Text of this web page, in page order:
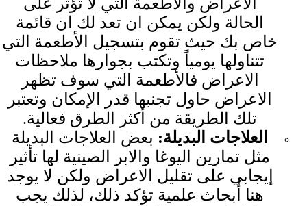
الحالة ولكن يمكن ان تعد لك ان قائمة
خاص بك حيث تقوم بتسجيل الأطعمة التي
تتناولها يومياً وتكتب بجوارها ملاحظات
الاعراض فالأطعمة التي سوف تظهر
الاعراض حاول تجنبها قدر الإمكان وتعتبر
تلك الطريقة من أكثر الطرق فعالية.
العلاجات البديلة: بعض العلاجات البديلة
مثل تمارين اليوغا والابر الصينية لها تأثير
إيجابي على تقليل الاعراض ولكن لا يوجد
هنا أبحاث علمية تؤكد ذلك، لذلك يجب